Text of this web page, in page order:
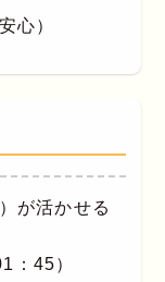
心）
が活かせる
：45）